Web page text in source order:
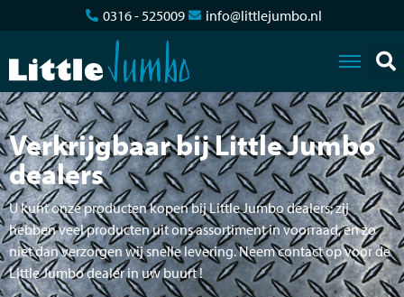
0316 - 525009 info@littlejumbo.nl
Verkrijgbaar bij Little Jumbo
dealers
U kunt onze producten kopen bij Little Jumbo dealers; zij
hebben veel producten uit ons assortiment in voorraad, en zo
niet dan verzorgen wij snelle levering. Neem contact op voor de
Little Jumbo dealer in uw buurt !